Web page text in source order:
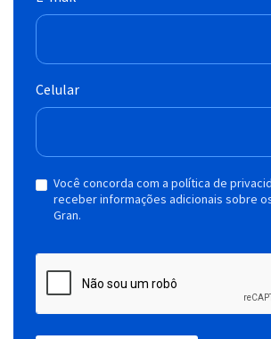
Celular
Você concorda com a política de
receber informações adicionais sobre
Gran.